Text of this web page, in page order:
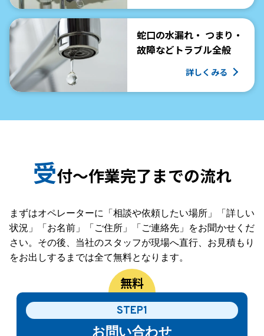
蛇口の水漏れ・ つまり・
故障などトラブル全般
詳しくみる
受付〜作業完了までの流れ
まずはオペレーターに「相談や依頼したい場所」「詳しい
状況」「お名前」「ご住所」「ご連絡先」をお聞かせくだ
さい。その後、当社のスタッフが現場へ直行、お見積もり
をお出しするまでは全て無料となります。
STEP1
お問い合わせ